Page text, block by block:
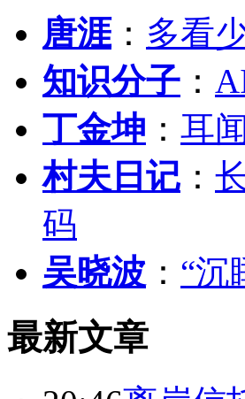
唐涯： 多看
知识分子 ：
丁金坤 ： 耳
村夫日记 ：
码
吴晓波 ： “沉
最新文章